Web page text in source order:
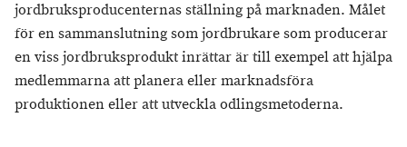
jordbruksproducenternas ställning på marknaden. Målet
för en sammanslutning som jordbrukare som producerar
en viss jordbruksprodukt inrättar är till exempel att hjälpa
medlemmarna att planera eller marknadsföra
produktionen eller att utveckla odlingsmetoderna.